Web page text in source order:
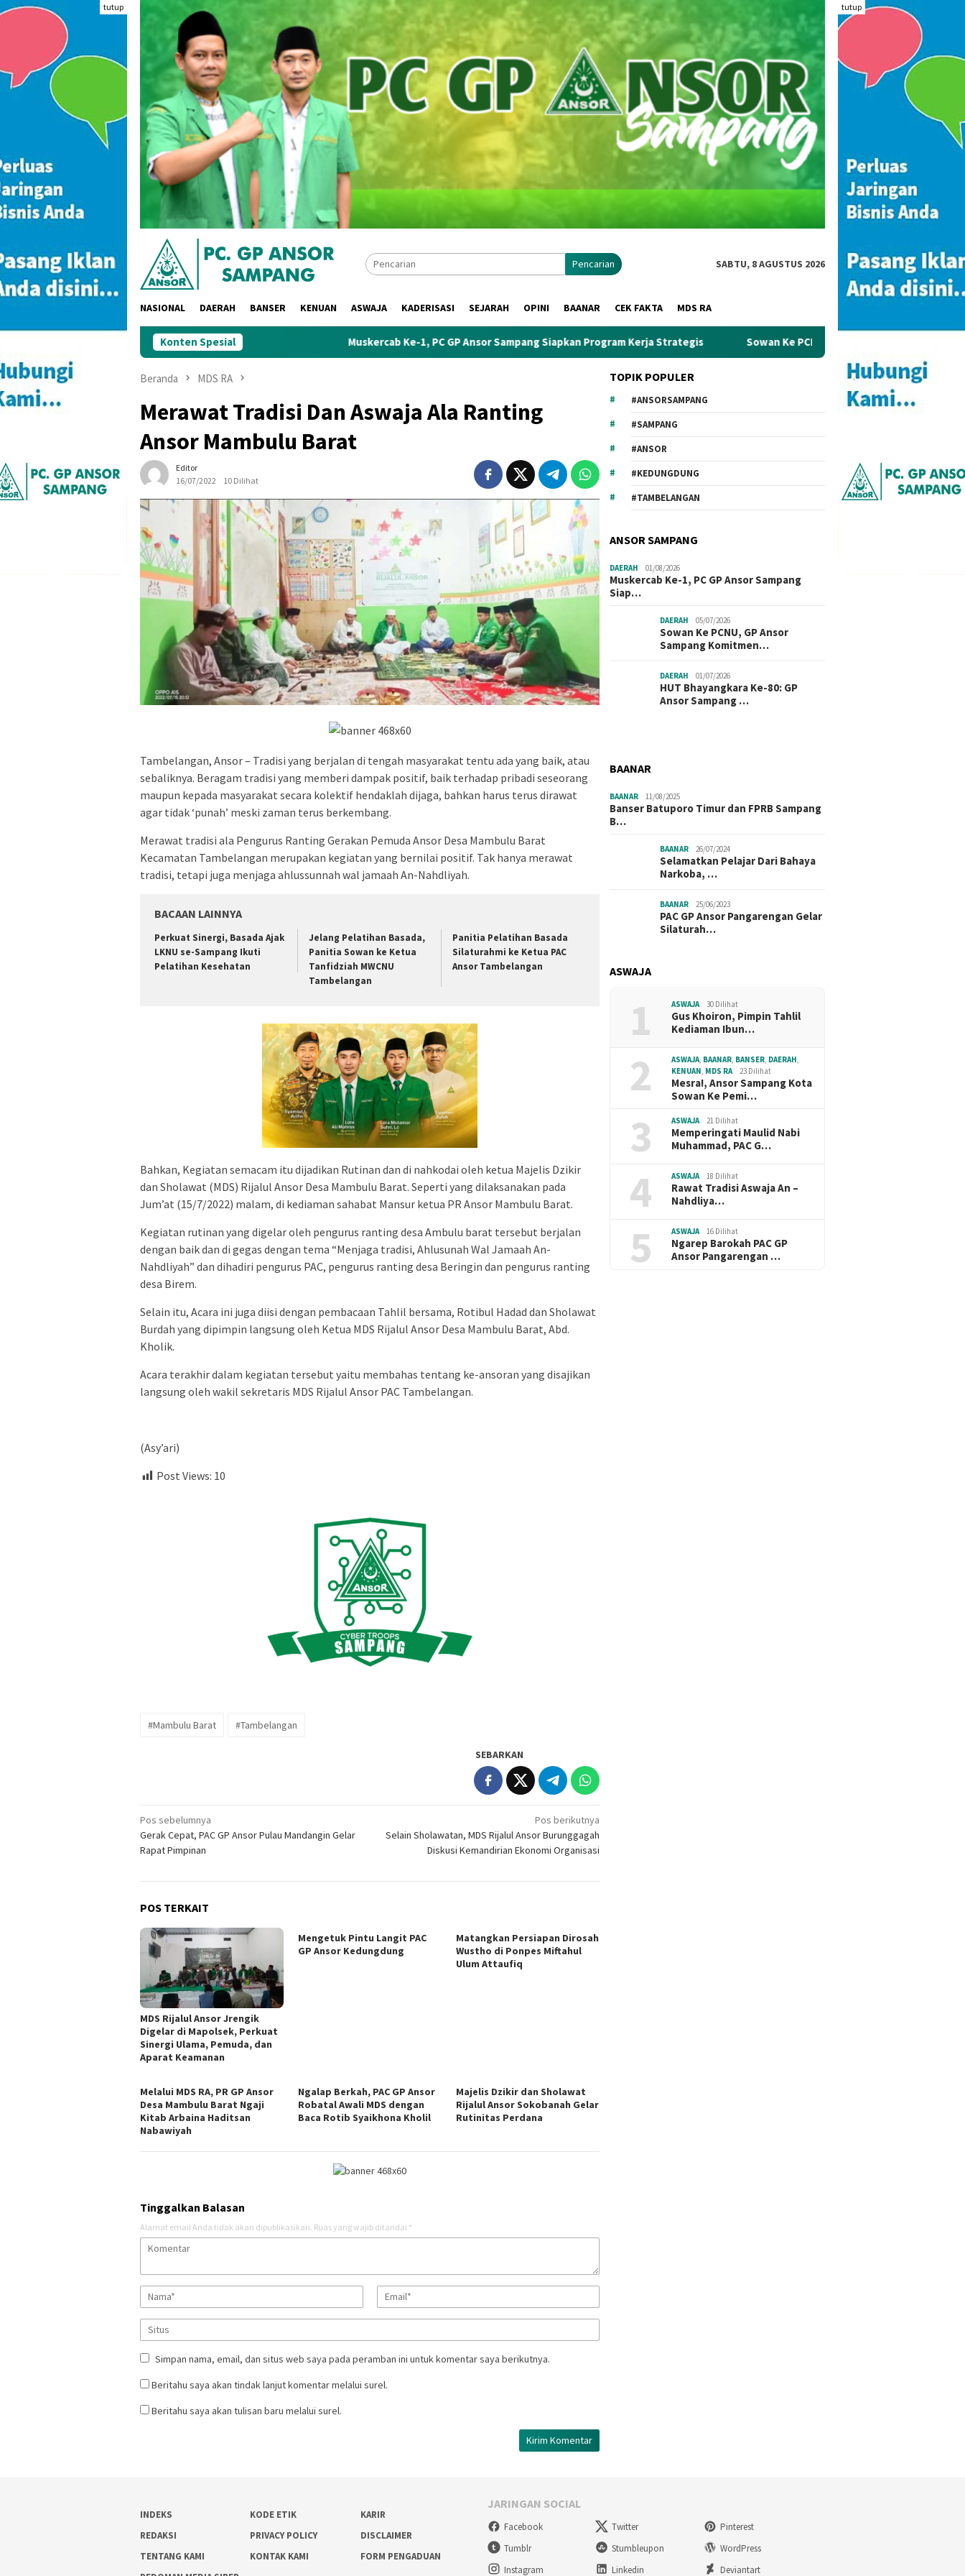
Loncat
tutup tutup
Pencarian SABTU, 8 AGUSTUS 2026
NASIONAL DAERAH BANSER KENUAN ASWAJA KADERISASI SEJARAH OPINI BAANAR CEK FAKTA MDS RA
Konten Spesial Muskercab Ke-1, PC GP Ansor Sampang Siapkan Program Kerja Strategis Sowan Ke PCNU, GP Ansor Sampang Komitmen Jaga Aswaja
Beranda MDS RA
Merawat Tradisi Dan Aswaja Ala Ranting
Ansor Mambulu Barat
Editor
16/07/2022
10 Dilihat
Tambelangan, Ansor – Tradisi yang berjalan di tengah masyarakat tentu ada yang baik, atau
sebaliknya. Beragam tradisi yang memberi dampak positif, baik terhadap pribadi seseorang
maupun kepada masyarakat secara kolektif hendaklah dijaga, bahkan harus terus dirawat
agar tidak ‘punah’ meski zaman terus berkembang.
Merawat tradisi ala Pengurus Ranting Gerakan Pemuda Ansor Desa Mambulu Barat
Kecamatan Tambelangan merupakan kegiatan yang bernilai positif. Tak hanya merawat
tradisi, tetapi juga menjaga ahlussunnah wal jamaah An-Nahdliyah.
BACAAN LAINNYA
Perkuat Sinergi, Basada Ajak
LKNU se-Sampang Ikuti
Pelatihan Kesehatan
Jelang Pelatihan Basada,
Panitia Sowan ke Ketua
Tanfidziah MWCNU
Tambelangan
Panitia Pelatihan Basada
Silaturahmi ke Ketua PAC
Ansor Tambelangan
Bahkan, Kegiatan semacam itu dijadikan Rutinan dan di nahkodai oleh ketua Majelis Dzikir
dan Sholawat (MDS) Rijalul Ansor Desa Mambulu Barat. Seperti yang dilaksanakan pada
Jum’at (15/7/2022) malam, di kediaman sahabat Mansur ketua PR Ansor Mambulu Barat.
Kegiatan rutinan yang digelar oleh pengurus ranting desa Ambulu barat tersebut berjalan
dengan baik dan di gegas dengan tema “Menjaga tradisi, Ahlusunah Wal Jamaah An-
Nahdliyah” dan dihadiri pengurus PAC, pengurus ranting desa Beringin dan pengurus ranting
desa Birem.
Selain itu, Acara ini juga diisi dengan pembacaan Tahlil bersama, Rotibul Hadad dan Sholawat
Burdah yang dipimpin langsung oleh Ketua MDS Rijalul Ansor Desa Mambulu Barat, Abd.
Kholik.
Acara terakhir dalam kegiatan tersebut yaitu membahas tentang ke-ansoran yang disajikan
langsung oleh wakil sekretaris MDS Rijalul Ansor PAC Tambelangan.
(Asy’ari)
Post Views: 10
#Mambulu Barat #Tambelangan
SEBARKAN
Navigasi
pos
Pos sebelumnya
Gerak Cepat, PAC GP Ansor Pulau Mandangin Gelar
Rapat Pimpinan
Pos berikutnya
Selain Sholawatan, MDS Rijalul Ansor Burunggagah
Diskusi Kemandirian Ekonomi Organisasi
POS TERKAIT
MDS Rijalul Ansor Jrengik
Digelar di Mapolsek, Perkuat
Sinergi Ulama, Pemuda, dan
Aparat Keamanan
Mengetuk Pintu Langit PAC
GP Ansor Kedungdung
Matangkan Persiapan Dirosah
Wustho di Ponpes Miftahul
Ulum Attaufiq
Melalui MDS RA, PR GP Ansor
Desa Mambulu Barat Ngaji
Kitab Arbaina Haditsan
Nabawiyah
Ngalap Berkah, PAC GP Ansor
Robatal Awali MDS dengan
Baca Rotib Syaikhona Kholil
Majelis Dzikir dan Sholawat
Rijalul Ansor Sokobanah Gelar
Rutinitas Perdana
Tinggalkan Balasan
Alamat email Anda tidak akan dipublikasikan. Ruas yang wajib ditandai *
Simpan nama, email, dan situs web saya pada peramban ini untuk komentar saya berikutnya.
Beritahu saya akan tindak lanjut komentar melalui surel.
Beritahu saya akan tulisan baru melalui surel.
TOPIK POPULER
#ANSORSAMPANG
#SAMPANG
#ANSOR
#KEDUNGDUNG
#TAMBELANGAN
ANSOR SAMPANG
DAERAH 01/08/2026
Muskercab Ke-1, PC GP Ansor Sampang
Siap…
DAERAH 05/07/2026
Sowan Ke PCNU, GP Ansor
Sampang Komitmen…
DAERAH 01/07/2026
HUT Bhayangkara Ke-80: GP
Ansor Sampang …
BAANAR
BAANAR 11/08/2025
Banser Batuporo Timur dan FPRB Sampang
B…
BAANAR 26/07/2024
Selamatkan Pelajar Dari Bahaya
Narkoba, …
BAANAR 25/06/2023
PAC GP Ansor Pangarengan Gelar
Silaturah…
ASWAJA
1 ASWAJA 30 Dilihat
Gus Khoiron, Pimpin Tahlil
Kediaman Ibun…
2 ASWAJA BAANAR BANSER DAERAH
KENUAN MDS RA 23 Dilihat
Mesra!, Ansor Sampang Kota
Sowan Ke Pemi…
3 ASWAJA 21 Dilihat
Memperingati Maulid Nabi
Muhammad, PAC G…
4 ASWAJA 18 Dilihat
Rawat Tradisi Aswaja An –
Nahdliya…
5 ASWAJA 16 Dilihat
Ngarep Barokah PAC GP
Ansor Pangarengan …
INDEKS KODE ETIK
KARIR
REDAKSI
PRIVACY POLICY
DISCLAIMER
TENTANG KAMI
KONTAK KAMI
FORM PENGADUAN
JARINGAN SOCIAL
Facebook Twitter
Pinterest
Tumblr
Stumbleupon
WordPress
Instagram
Linkedin Deviantart